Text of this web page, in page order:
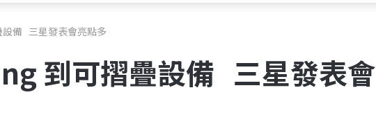
備 三星發表會亮點多
到可摺疊設備 三星發表會